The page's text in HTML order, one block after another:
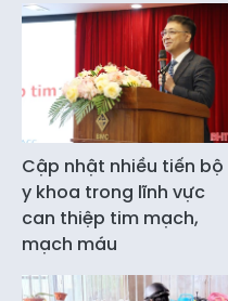
Cập nhật nhiều tiến bộ
y khoa trong lĩnh vực
can thiệp tim mạch,
mạch máu